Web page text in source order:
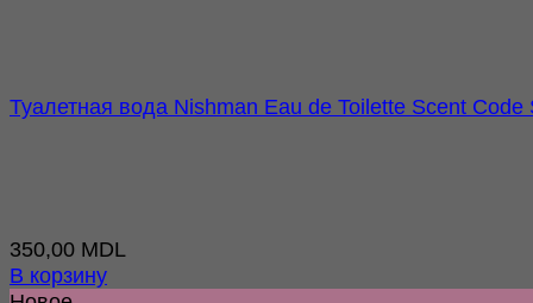
Туалетная вода Nishman Eau de Toilette Scent Code
350,00 MDL
В корзину